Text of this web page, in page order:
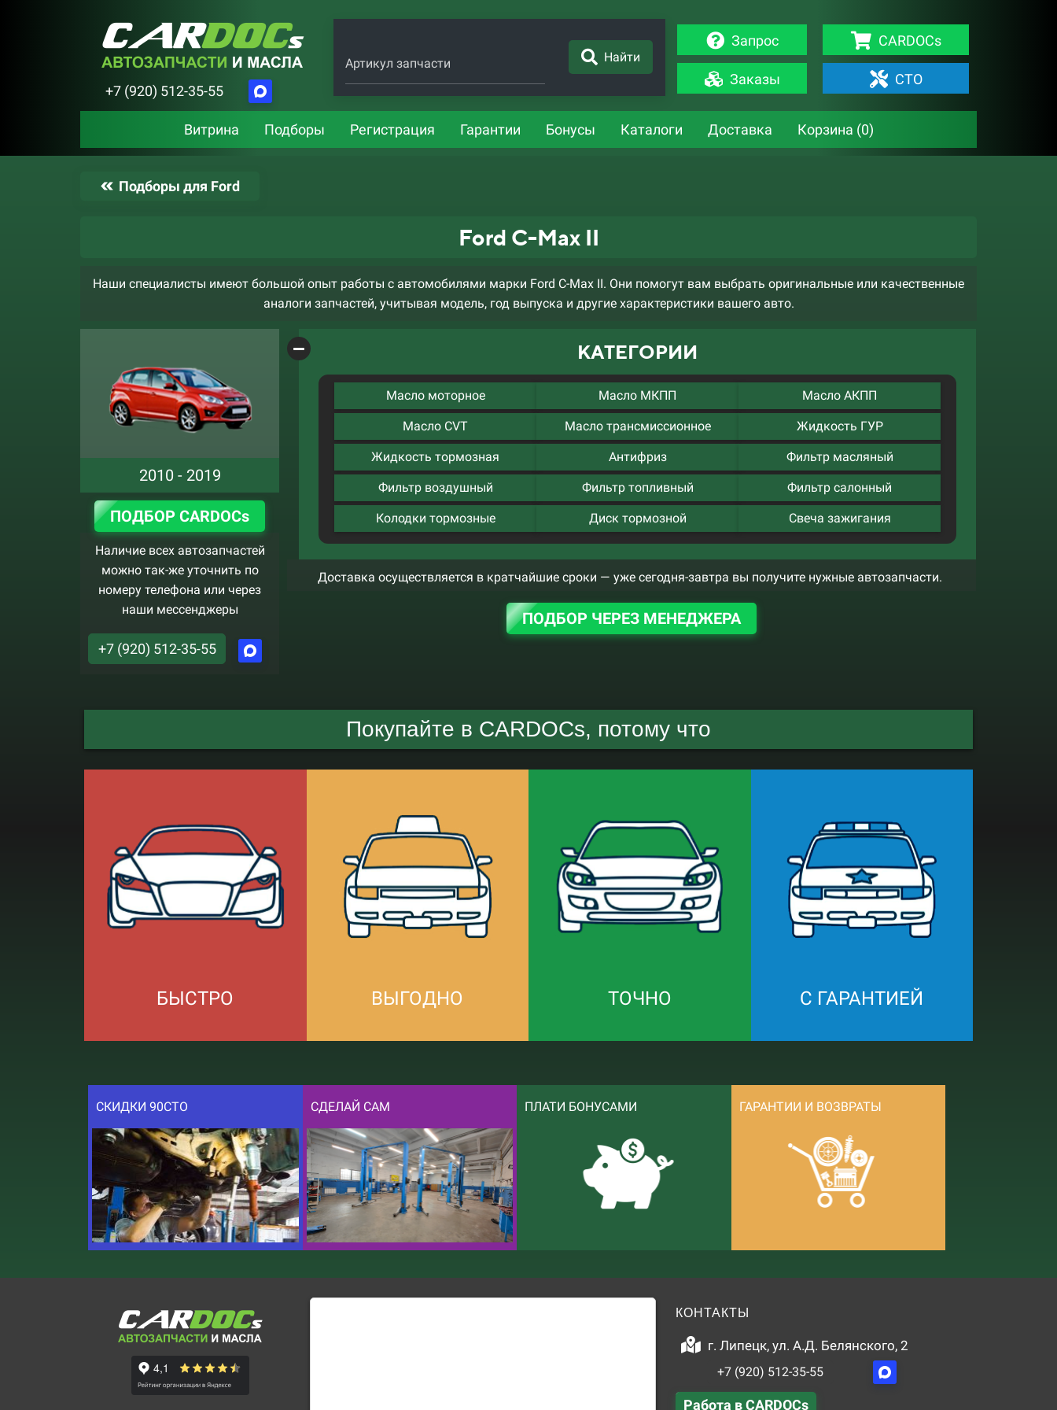
+7 (920) 512-35-55
Артикул запчасти Найти
Запрос
Заказы
CARDOCs
СТО
Витрина Подборы Регистрация Гарантии Бонусы Каталоги Доставка Корзина (0)
Подборы для Ford
Ford C-Max II
Наши специалисты имеют большой опыт работы с автомобилями марки Ford C-Max II. Они помогут вам выбрать оригинальные или качественные
аналоги запчастей, учитывая модель, год выпуска и другие характеристики вашего авто.
2010 - 2019
ПОДБОР CARDOCs
Наличие всех автозапчастей
можно так-же уточнить по
номеру телефона или через
наши мессенджеры
+7 (920) 512-35-55
КАТЕГОРИИ
Масло моторное Масло МКПП Масло АКПП
Масло CVT Масло трансмиссионное Жидкость ГУР
Жидкость тормозная Антифриз Фильтр масляный
Фильтр воздушный Фильтр топливный Фильтр салонный
Колодки тормозные Диск тормозной Свеча зажигания
Доставка осуществляется в кратчайшие сроки — уже сегодня-завтра вы получите нужные автозапчасти.
ПОДБОР ЧЕРЕЗ МЕНЕДЖЕРА
Покупайте в CARDOCs, потому что
БЫСТРО ВЫГОДНО ТОЧНО С ГАРАНТИЕЙ
СКИДКИ 90СТО СДЕЛАЙ САМ ПЛАТИ БОНУСАМИ ГАРАНТИИ И ВОЗВРАТЫ
КОНТАКТЫ
г. Липецк, ул. А.Д. Белянского, 2
+7 (920) 512-35-55
Работа в CARDOCs